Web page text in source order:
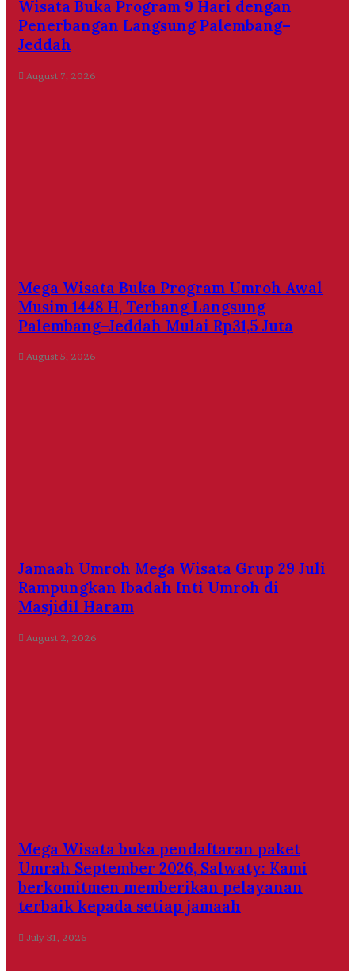
Wisata Buka Program 9 Hari dengan
Penerbangan Langsung Palembang–
Jeddah
August 7, 2026
Mega Wisata Buka Program Umroh Awal
Musim 1448 H, Terbang Langsung
Palembang–Jeddah Mulai Rp31,5 Juta
August 5, 2026
Jamaah Umroh Mega Wisata Grup 29 Juli
Rampungkan Ibadah Inti Umroh di
Masjidil Haram
August 2, 2026
Mega Wisata buka pendaftaran paket
Umrah September 2026, Salwaty: Kami
berkomitmen memberikan pelayanan
terbaik kepada setiap jamaah
July 31, 2026